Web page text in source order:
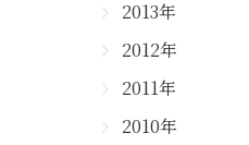
2013年
2012年
2011年
2010年